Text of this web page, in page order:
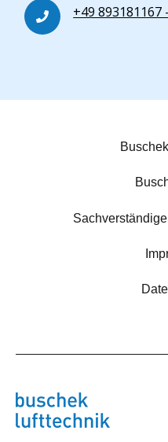
+49 893181167